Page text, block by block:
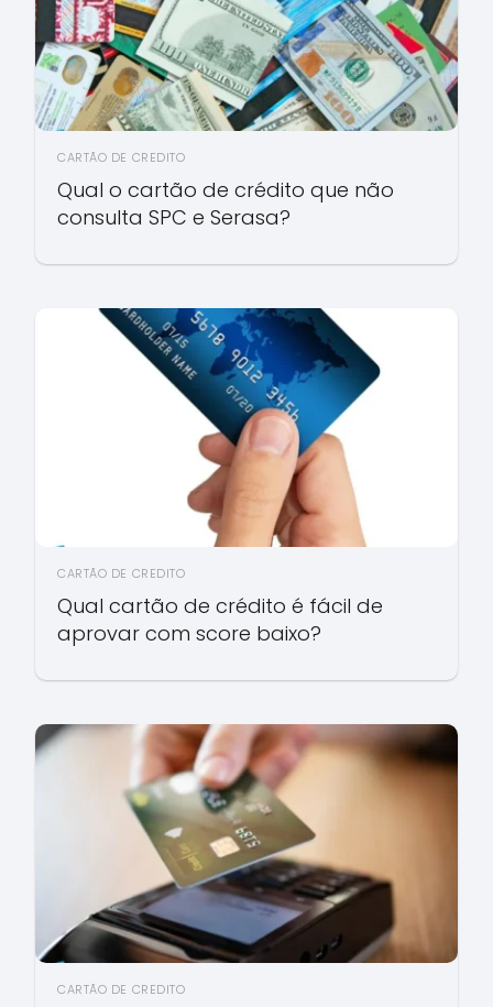
CARTÃO DE CREDITO
Qual o cartão de crédito que não
consulta SPC e Serasa?
CARTÃO DE CREDITO
Qual cartão de crédito é fácil de
aprovar com score baixo?
CARTÃO DE CREDITO